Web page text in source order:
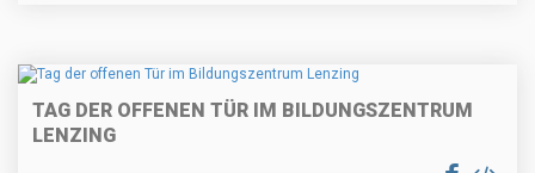
TAG DER OFFENEN TÜR IM BILDUNGSZENTRUM
LENZING